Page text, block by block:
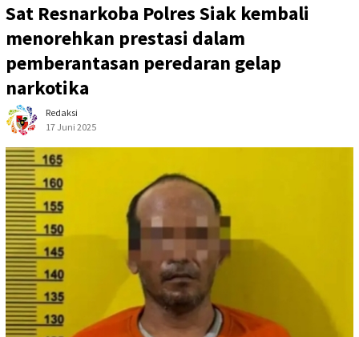
Sat Resnarkoba Polres Siak kembali
menorehkan prestasi dalam
pemberantasan peredaran gelap
narkotika
Redaksi
17 Juni 2025